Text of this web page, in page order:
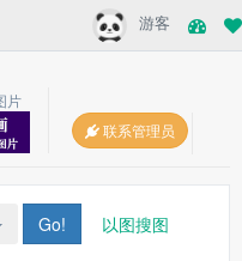
游客
片
联系管理员
Go! 以图搜图